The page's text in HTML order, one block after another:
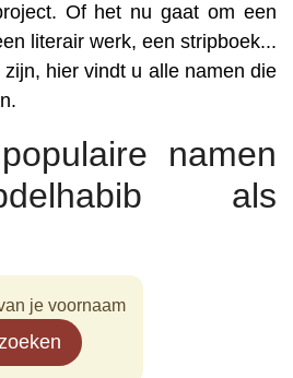
Of het nu gaat om een
literair werk, een stripboek...
hier vindt u alle namen die
namen
als
je voornaam